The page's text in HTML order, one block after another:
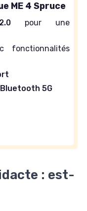
ME 4 Spruce
pour une
fonctionnalités
5G
: est-